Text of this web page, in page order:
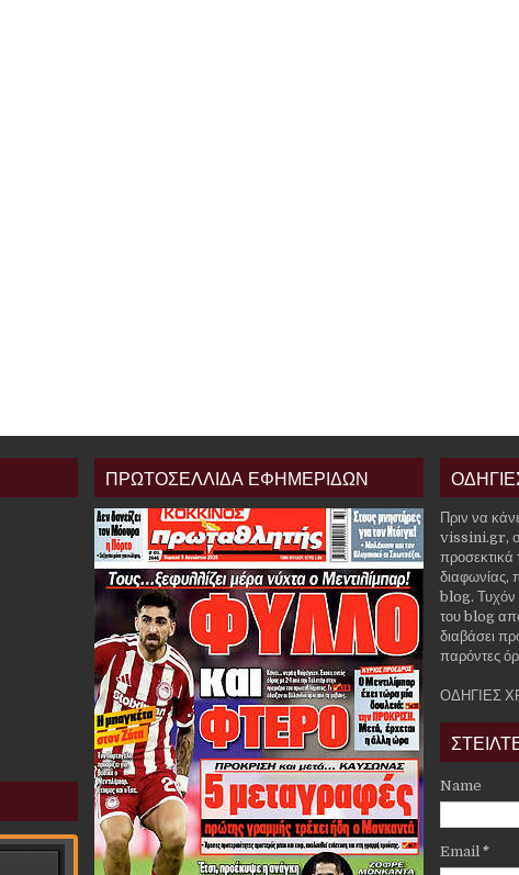
ΠΡΩΤΟΣΕΛΛΙΔΑ ΕΦΗΜΕΡΙΔΩΝ
Πριν να
vissini.gr,
προσεκτικά
διαφωνίας,
blog. Τυχόν
του blog
διαβάσει
παρόντες
ΟΔΗΓΙΕΣ
Name
Email *